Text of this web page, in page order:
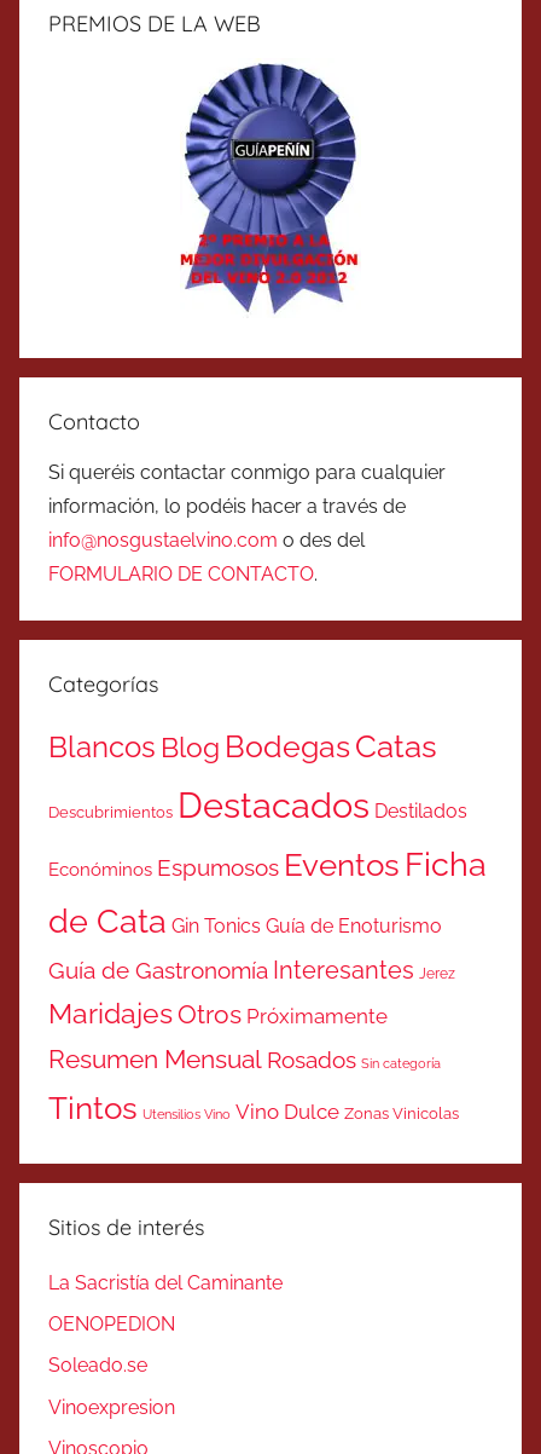
PREMIOS DE LA WEB
Contacto
Si queréis contactar conmigo para cualquier
información, lo podéis hacer a través de
info@nosgustaelvino.com o des del
FORMULARIO DE CONTACTO.
Categorías
Blancos Blog BodegasCatas
Descubrimientos Destacados Destilados
Económinos Espumosos Eventos Ficha
de Cata Gin Tonics Guía de Enoturismo
Guía de Gastronomía Interesantes Jerez
MaridajesOtros Próximamente
Resumen Mensual Rosados Sin categoría
Tintos Utensilios Vino Vino Dulce Zonas Vinicolas
Sitios de interés
La Sacristía del Caminante
OENOPEDION
Soleado.se
Vinoexpresion
Vinoscopio